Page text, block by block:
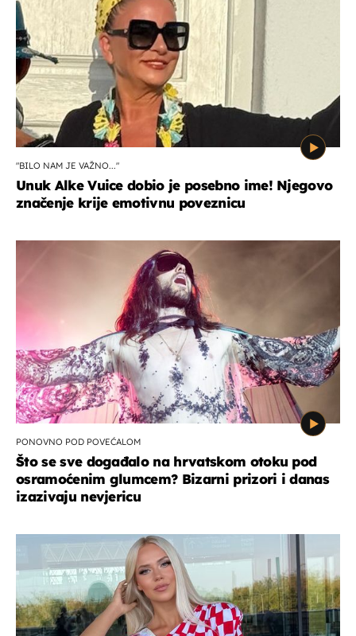
"BILO NAM JE VAŽNO..."
Unuk Alke Vuice dobio je posebno ime! Njegovo
značenje krije emotivnu poveznicu
PONOVNO POD POVEĆALOM
Što se sve događalo na hrvatskom otoku pod
osramoćenim glumcem? Bizarni prizori i danas
izazivaju nevjericu